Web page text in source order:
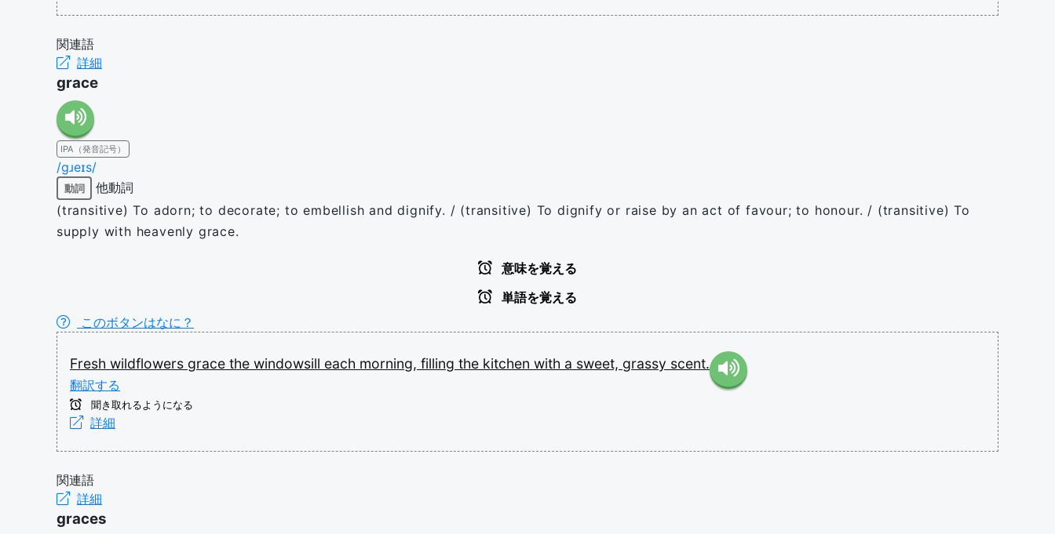
関連語
詳細
grace
IPA（発音記号）
/ɡɹeɪs/
動詞
他動詞
(transitive) To adorn; to decorate; to embellish and dignify. / (transitive) To dignify or raise by an act of favour; to honour. / (transitive) To
supply with heavenly grace.
意味を覚える
単語を覚える
このボタンはなに？
Fresh wildflowers grace the windowsill each morning, filling the kitchen with a sweet, grassy scent.
翻訳する
聞き取れるようになる
詳細
関連語
詳細
graces